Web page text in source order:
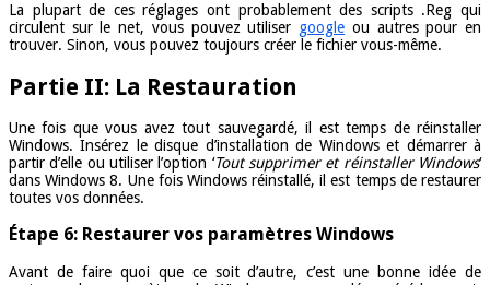
La plupart de ces réglages ont probablement des scripts .Reg qui
circulent sur le net, vous pouvez utiliser google ou autres pour en
trouver. Sinon, vous pouvez toujours créer le fichier vous-même.
Partie II: La Restauration
Une fois que vous avez tout sauvegardé, il est temps de réinstaller
Windows. Insérez le disque d’installation de Windows et démarrer à
partir d’elle ou utiliser l’option ‘Tout supprimer et réinstaller Windows‘
dans Windows 8. Une fois Windows réinstallé, il est temps de restaurer
toutes vos données.
Étape 6: Restaurer vos paramètres Windows
Avant de faire quoi que ce soit d’autre, c’est une bonne idée de